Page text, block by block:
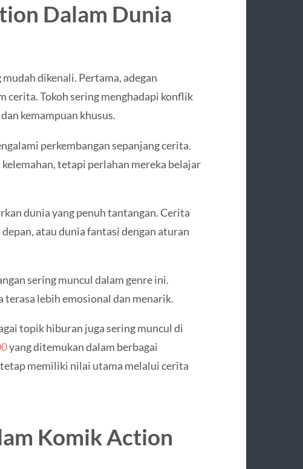
Dalam Dunia
dikenali. Pertama, adegan
cerita. Tokoh sering menghadapi konflik
kemampuan khusus.
perkembangan sepanjang cerita.
tetapi perlahan mereka belajar
dunia yang penuh tantangan. Cerita
atau dunia fantasi dengan aturan
sering muncul dalam genre ini.
lebih emosional dan menarik.
topik hiburan juga sering muncul di
yang ditemukan dalam berbagai
memiliki nilai utama melalui cerita
Komik Action